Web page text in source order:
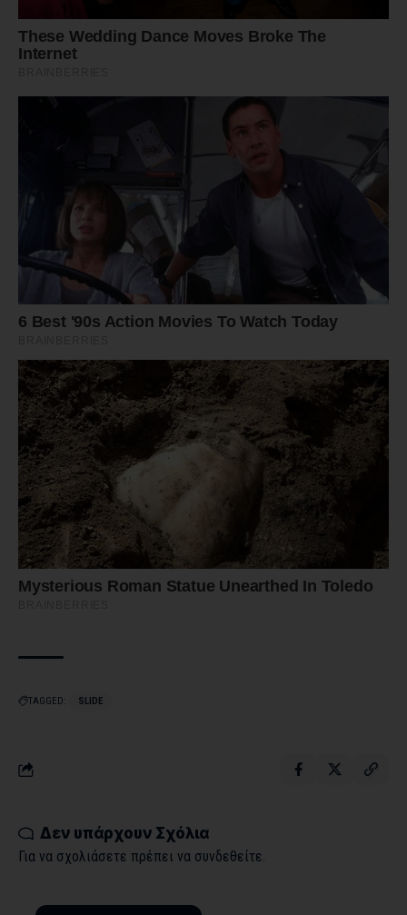
TAGGED: SLIDE
Δεν υπάρχουν Σχόλια
Για να σχολιάσετε πρέπει να συνδεθείτε.